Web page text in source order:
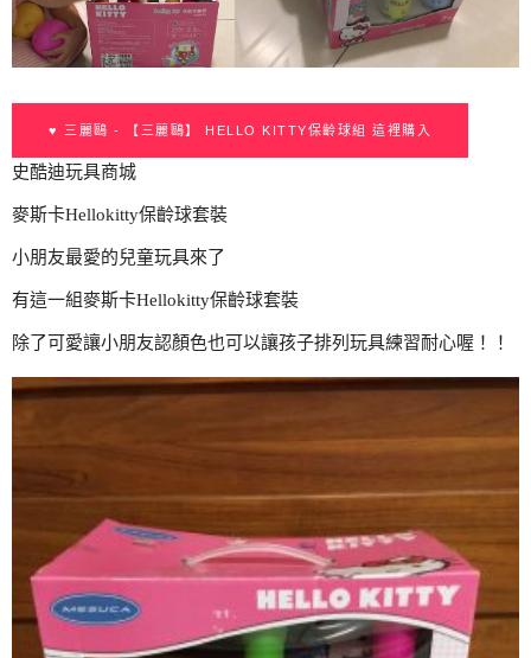
♥ 三麗鷗 - 【三麗鷗】 HELLO KITTY保齡球組 這裡購入
史酷迪玩具商城
麥斯卡Hellokitty保齡球套裝
小朋友最愛的兒童玩具來了
有這一組麥斯卡Hellokitty保齡球套裝
除了可愛讓小朋友認顏色也可以讓孩子排列玩具練習耐心喔！！